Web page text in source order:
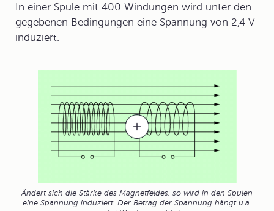
In einer Spule mit 400 Windungen wird unter den
gegebenen Bedingungen eine Spannung von 2,4 V
induziert.
Ändert sich die Stärke des Magnetfeldes, so wird in den Spulen
eine Spannung induziert. Der Betrag der Spannung hängt u.a.